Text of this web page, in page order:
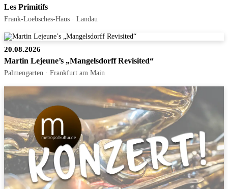
Les Primitifs
Frank-Loebsches-Haus · Landau
20.08.2026
Martin Lejeune’s „Mangelsdorff Revisited“
Palmengarten · Frankfurt am Main